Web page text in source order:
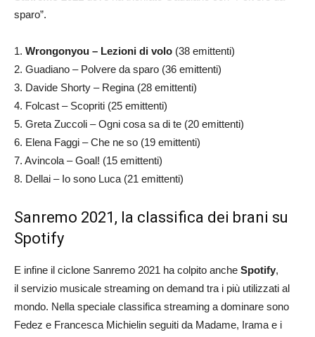
sparo”.
1. Wrongonyou – Lezioni di volo (38 emittenti)
2. Guadiano – Polvere da sparo (36 emittenti)
3. Davide Shorty – Regina (28 emittenti)
4. Folcast – Scopriti (25 emittenti)
5. Greta Zuccoli – Ogni cosa sa di te (20 emittenti)
6. Elena Faggi – Che ne so (19 emittenti)
7. Avincola – Goal! (15 emittenti)
8. Dellai – Io sono Luca (21 emittenti)
Sanremo 2021, la classifica dei brani su
Spotify
E infine il ciclone Sanremo 2021 ha colpito anche Spotify,
il servizio musicale streaming on demand tra i più utilizzati al
mondo. Nella speciale classifica streaming a dominare sono
Fedez e Francesca Michielin seguiti da Madame, Irama e i